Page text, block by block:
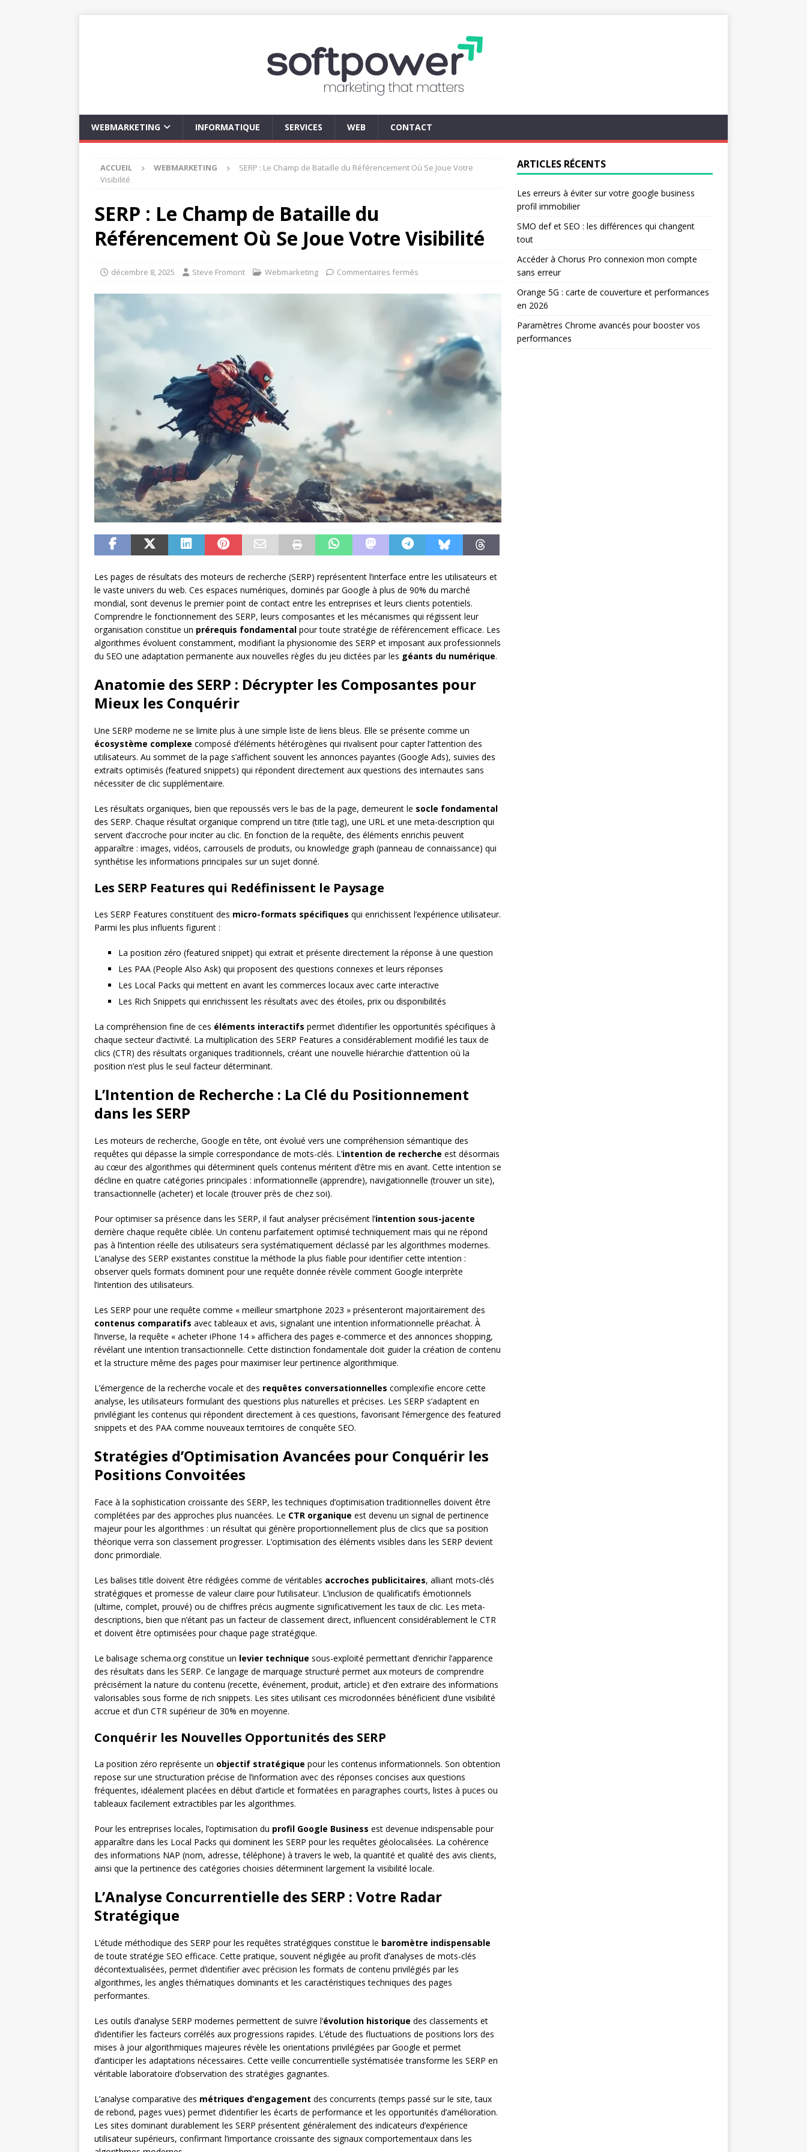
WEBMARKETING INFORMATIQUE SERVICES WEB CONTACT
ACCUEIL WEBMARKETING
SERP : Le Champ de Bataille du Référencement Où Se Joue Votre
Visibilité
SERP : Le Champ de Bataille du
Référencement Où Se Joue Votre Visibilité
décembre 8, 2025 Steve Fromont Webmarketing Commentaires fermés
Les pages de résultats des moteurs de recherche (SERP) représentent l’interface entre les utilisateurs et
le vaste univers du web. Ces espaces numériques, dominés par Google à plus de 90% du marché
mondial, sont devenus le premier point de contact entre les entreprises et leurs clients potentiels.
Comprendre le fonctionnement des SERP, leurs composantes et les mécanismes qui régissent leur
organisation constitue un prérequis fondamental pour toute stratégie de référencement efficace. Les
algorithmes évoluent constamment, modifiant la physionomie des SERP et imposant aux professionnels
du SEO une adaptation permanente aux nouvelles règles du jeu dictées par les géants du numérique.
Anatomie des SERP : Décrypter les Composantes pour
Mieux les Conquérir
Une SERP moderne ne se limite plus à une simple liste de liens bleus. Elle se présente comme un
écosystème complexe composé d’éléments hétérogènes qui rivalisent pour capter l’attention des
utilisateurs. Au sommet de la page s’affichent souvent les annonces payantes (Google Ads), suivies des
extraits optimisés (featured snippets) qui répondent directement aux questions des internautes sans
nécessiter de clic supplémentaire.
Les résultats organiques, bien que repoussés vers le bas de la page, demeurent le socle fondamental
des SERP. Chaque résultat organique comprend un titre (title tag), une URL et une meta-description qui
servent d’accroche pour inciter au clic. En fonction de la requête, des éléments enrichis peuvent
apparaître : images, vidéos, carrousels de produits, ou knowledge graph (panneau de connaissance) qui
synthétise les informations principales sur un sujet donné.
Les SERP Features qui Redéfinissent le Paysage
Les SERP Features constituent des micro-formats spécifiques qui enrichissent l’expérience utilisateur.
Parmi les plus influents figurent :
La position zéro (featured snippet) qui extrait et présente directement la réponse à une question
Les PAA (People Also Ask) qui proposent des questions connexes et leurs réponses
Les Local Packs qui mettent en avant les commerces locaux avec carte interactive
Les Rich Snippets qui enrichissent les résultats avec des étoiles, prix ou disponibilités
La compréhension fine de ces éléments interactifs permet d’identifier les opportunités spécifiques à
chaque secteur d’activité. La multiplication des SERP Features a considérablement modifié les taux de
clics (CTR) des résultats organiques traditionnels, créant une nouvelle hiérarchie d’attention où la
position n’est plus le seul facteur déterminant.
L’Intention de Recherche : La Clé du Positionnement
dans les SERP
Les moteurs de recherche, Google en tête, ont évolué vers une compréhension sémantique des
requêtes qui dépasse la simple correspondance de mots-clés. L’intention de recherche est désormais
au cœur des algorithmes qui déterminent quels contenus méritent d’être mis en avant. Cette intention se
décline en quatre catégories principales : informationnelle (apprendre), navigationnelle (trouver un site),
transactionnelle (acheter) et locale (trouver près de chez soi).
Pour optimiser sa présence dans les SERP, il faut analyser précisément l’intention sous-jacente
derrière chaque requête ciblée. Un contenu parfaitement optimisé techniquement mais qui ne répond
pas à l’intention réelle des utilisateurs sera systématiquement déclassé par les algorithmes modernes.
L’analyse des SERP existantes constitue la méthode la plus fiable pour identifier cette intention :
observer quels formats dominent pour une requête donnée révèle comment Google interprète
l’intention des utilisateurs.
Les SERP pour une requête comme « meilleur smartphone 2023 » présenteront majoritairement des
contenus comparatifs avec tableaux et avis, signalant une intention informationnelle préachat. À
l’inverse, la requête « acheter iPhone 14 » affichera des pages e-commerce et des annonces shopping,
révélant une intention transactionnelle. Cette distinction fondamentale doit guider la création de contenu
et la structure même des pages pour maximiser leur pertinence algorithmique.
L’émergence de la recherche vocale et des requêtes conversationnelles complexifie encore cette
analyse, les utilisateurs formulant des questions plus naturelles et précises. Les SERP s’adaptent en
privilégiant les contenus qui répondent directement à ces questions, favorisant l’émergence des featured
snippets et des PAA comme nouveaux territoires de conquête SEO.
Stratégies d’Optimisation Avancées pour Conquérir les
Positions Convoitées
Face à la sophistication croissante des SERP, les techniques d’optimisation traditionnelles doivent être
complétées par des approches plus nuancées. Le CTR organique est devenu un signal de pertinence
majeur pour les algorithmes : un résultat qui génère proportionnellement plus de clics que sa position
théorique verra son classement progresser. L’optimisation des éléments visibles dans les SERP devient
donc primordiale.
Les balises title doivent être rédigées comme de véritables accroches publicitaires, alliant mots-clés
stratégiques et promesse de valeur claire pour l’utilisateur. L’inclusion de qualificatifs émotionnels
(ultime, complet, prouvé) ou de chiffres précis augmente significativement les taux de clic. Les meta-
descriptions, bien que n’étant pas un facteur de classement direct, influencent considérablement le CTR
et doivent être optimisées pour chaque page stratégique.
Le balisage schema.org constitue un levier technique sous-exploité permettant d’enrichir l’apparence
des résultats dans les SERP. Ce langage de marquage structuré permet aux moteurs de comprendre
précisément la nature du contenu (recette, événement, produit, article) et d’en extraire des informations
valorisables sous forme de rich snippets. Les sites utilisant ces microdonnées bénéficient d’une visibilité
accrue et d’un CTR supérieur de 30% en moyenne.
Conquérir les Nouvelles Opportunités des SERP
La position zéro représente un objectif stratégique pour les contenus informationnels. Son obtention
repose sur une structuration précise de l’information avec des réponses concises aux questions
fréquentes, idéalement placées en début d’article et formatées en paragraphes courts, listes à puces ou
tableaux facilement extractibles par les algorithmes.
Pour les entreprises locales, l’optimisation du profil Google Business est devenue indispensable pour
apparaître dans les Local Packs qui dominent les SERP pour les requêtes géolocalisées. La cohérence
des informations NAP (nom, adresse, téléphone) à travers le web, la quantité et qualité des avis clients,
ainsi que la pertinence des catégories choisies déterminent largement la visibilité locale.
L’Analyse Concurrentielle des SERP : Votre Radar
Stratégique
L’étude méthodique des SERP pour les requêtes stratégiques constitue le baromètre indispensable
de toute stratégie SEO efficace. Cette pratique, souvent négligée au profit d’analyses de mots-clés
décontextualisées, permet d’identifier avec précision les formats de contenu privilégiés par les
algorithmes, les angles thématiques dominants et les caractéristiques techniques des pages
performantes.
Les outils d’analyse SERP modernes permettent de suivre l’évolution historique des classements et
d’identifier les facteurs corrélés aux progressions rapides. L’étude des fluctuations de positions lors des
mises à jour algorithmiques majeures révèle les orientations privilégiées par Google et permet
d’anticiper les adaptations nécessaires. Cette veille concurrentielle systématisée transforme les SERP en
véritable laboratoire d’observation des stratégies gagnantes.
L’analyse comparative des métriques d’engagement des concurrents (temps passé sur le site, taux
de rebond, pages vues) permet d’identifier les écarts de performance et les opportunités d’amélioration.
Les sites dominant durablement les SERP présentent généralement des indicateurs d’expérience
utilisateur supérieurs, confirmant l’importance croissante des signaux comportementaux dans les
ARTICLES RÉCENTS
Les erreurs à éviter sur votre google business
profil immobilier
SMO def et SEO : les différences qui changent
tout
Accéder à Chorus Pro connexion mon compte
sans erreur
Orange 5G : carte de couverture et performances
en 2026
Paramètres Chrome avancés pour booster vos
performances